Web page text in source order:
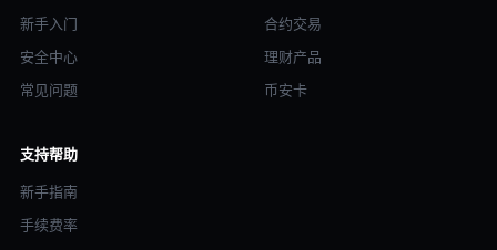
新手入门
安全中心
常见问题
合约交易
理财产品
币安卡
支持帮助
新手指南
手续费率